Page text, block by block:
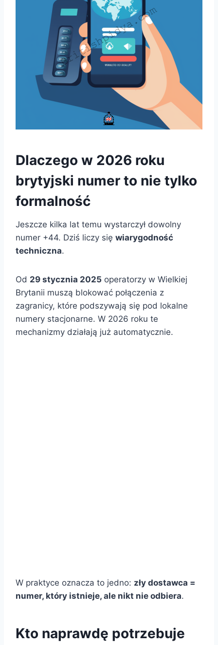
Dlaczego w 2026 roku
brytyjski numer to nie tylko
formalność
Jeszcze kilka lat temu wystarczył dowolny
numer +44. Dziś liczy się wiarygodność
techniczna.
Od 29 stycznia 2025 operatorzy w Wielkiej
Brytanii muszą blokować połączenia z
zagranicy, które podszywają się pod lokalne
numery stacjonarne. W 2026 roku te
mechanizmy działają już automatycznie.
W praktyce oznacza to jedno: zły dostawca =
numer, który istnieje, ale nikt nie odbiera.
Kto naprawdę potrzebuje